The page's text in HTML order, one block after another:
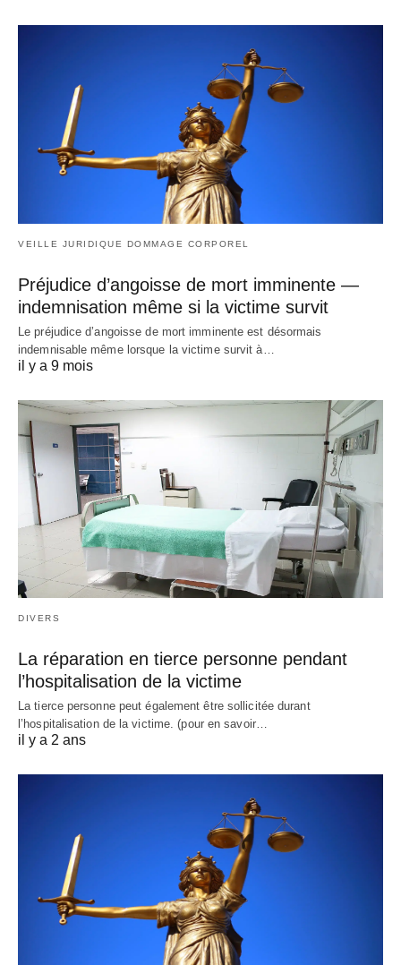
VEILLE JURIDIQUE DOMMAGE CORPOREL
Préjudice d’angoisse de mort imminente —
indemnisation même si la victime survit
Le préjudice d’angoisse de mort imminente est désormais
indemnisable même lorsque la victime survit à…
il y a 9 mois
DIVERS
La réparation en tierce personne pendant
l’hospitalisation de la victime
La tierce personne peut également être sollicitée durant
l’hospitalisation de la victime. (pour en savoir…
il y a 2 ans